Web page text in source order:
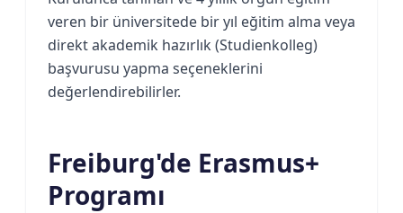
veren bir üniversitede bir yıl eğitim alma veya
direkt akademik hazırlık (Studienkolleg)
başvurusu yapma seçeneklerini
değerlendirebilirler.
Freiburg'de Erasmus+
Programı